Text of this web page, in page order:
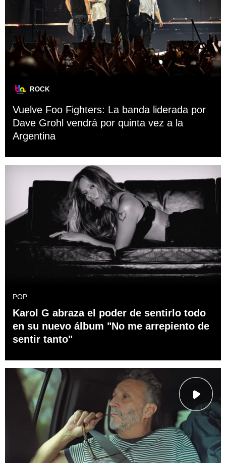
ROCK
Vuelve Foo Fighters: La banda liderada por
Dave Grohl vendrá por quinta vez a la
Argentina
POP
Karol G abraza el poder de sentirlo todo
en su nuevo álbum "No me arrepiento de
sentir tanto"